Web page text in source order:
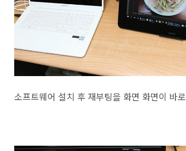
소프트웨어 설치 후 재부팅을 화면 화면이 바